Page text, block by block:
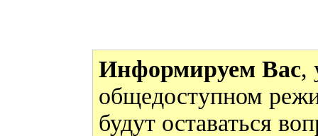
Информируем Вас,
общедоступном
будут оставаться